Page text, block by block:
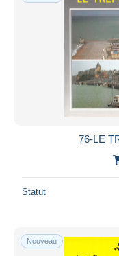
76-LE
Statut
Nouveau